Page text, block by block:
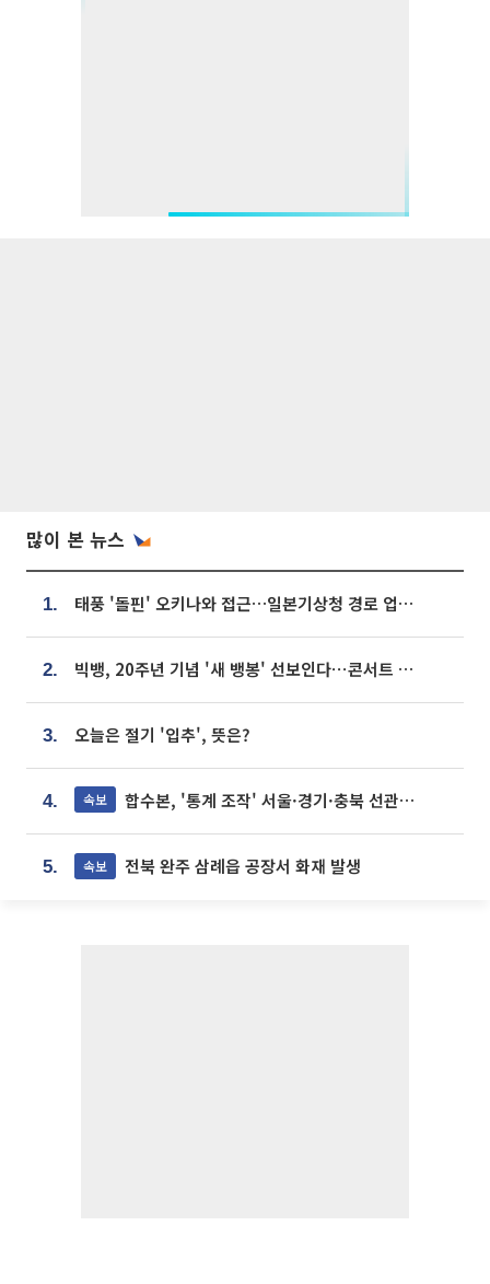
많이 본 뉴스
1. 태풍 '돌핀' 오키나와 접근…일본기상청 경로 업데이트
2. 빅뱅, 20주년 기념 '새 뱅봉' 선보인다⋯콘서트 앞두고 팝업 개최
3. 오늘은 절기 '입추', 뜻은?
4. 속보 합수본, '통계 조작' 서울·경기·충북 선관위 등 추가 압수수색
5. 속보 전북 완주 삼례읍 공장서 화재 발생